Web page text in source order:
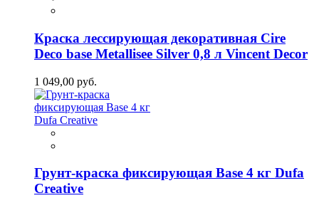
Краска лессирующая декоративная Cire
Deco base Metallisee Silver 0,8 л Vincent Decor
1 049,00 руб.
Грунт-краска фиксирующая Base 4 кг Dufa
Creative